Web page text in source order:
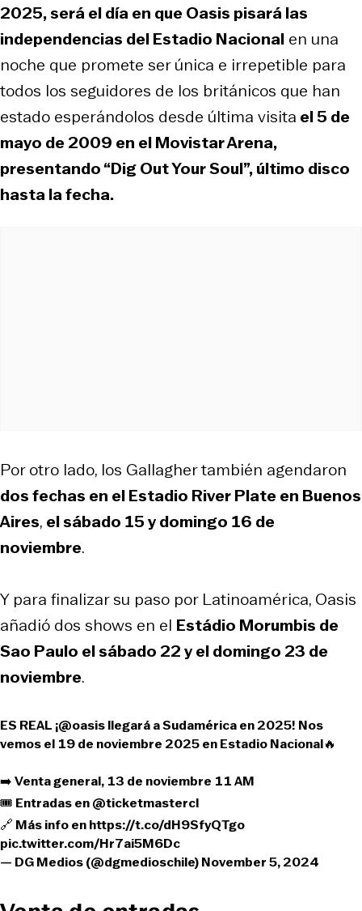
2025, será el día en que Oasis pisará las
independencias del Estadio Nacional en una
noche que promete ser única e irrepetible para
todos los seguidores de los británicos que han
estado esperándolos desde última visita el 5 de
mayo de 2009 en el Movistar Arena,
presentando “Dig Out Your Soul”, último disco
hasta la fecha.
Por otro lado, los Gallagher también agendaron
dos fechas en el Estadio River Plate en Buenos
Aires, el sábado 15 y domingo 16 de
noviembre.
Y para finalizar su paso por Latinoamérica, Oasis
añadió dos shows en el Estádio Morumbis de
Sao Paulo el sábado 22 y el domingo 23 de
noviembre.
ES REAL ¡@oasisllegará a Sudamérica en 2025! Nos
vemos el 19 de noviembre 2025 en Estadio Nacional🔥
➡️ Venta general, 13 de noviembre 11 AM
🎟️ Entradas en@ticketmastercl
🔗 Más info enhttps://t.co/dH9SfyQTgo
pic.twitter.com/Hr7ai5M6Dc
— DG Medios (@dgmedioschile)November 5, 2024